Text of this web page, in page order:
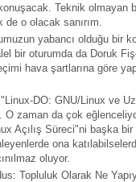
Teknik olmayan
o olacak sanırım.
yabancı olduğu bir
bir oturumda da Doruk
hava şartlarına göre
DO: GNU/Linux ve
zaman da çok
Açılış Süreci"ni başka bir
ona
oluyor.
Topluluk Olarak Ne